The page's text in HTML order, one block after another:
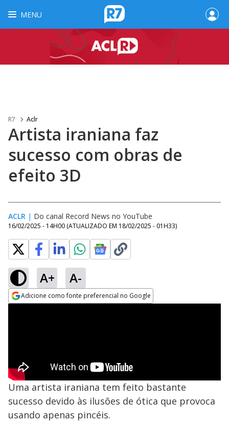
MENU
R7 Aclr
Artista iraniana faz
sucesso com obras de
efeito 3D
ACLR | Do canal Record News no YouTube
16/02/2025 - 14H00 (ATUALIZADO EM 18/02/2025 - 01H33)
A+ A-
Adicione como fonte preferencial no Google
Uma artista iraniana tem feito bastante
sucesso devido às ilusões de ótica que provoca
usando apenas pincéis.